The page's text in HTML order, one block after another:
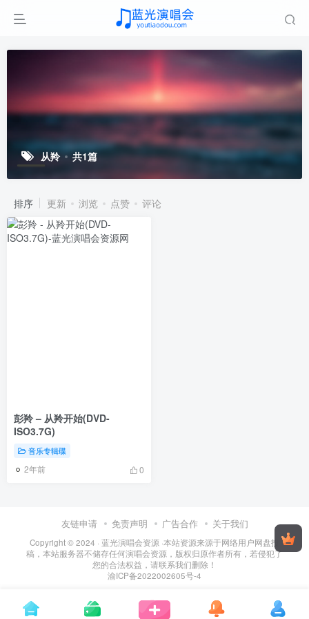
从羚 共1篇
排序 更新 浏览 点赞 评论
彭羚 – 从羚开始(DVD-
ISO3.7G)
音乐专辑碟
2年前 0
友链申请 免责声明 广告合作 关于我们
Copyright © 2024 · 蓝光演唱会资源 ·本站资源来源于网络用户网盘投
稿，本站服务器不储存任何演唱会资源，版权归原作者所有，若侵犯了
您的合法权益，请联系我们删除！
渝ICP备2022002605号-4